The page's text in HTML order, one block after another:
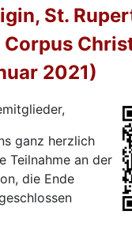
St.
2021)
ganz herzlich
Teilnahme an der
die Ende